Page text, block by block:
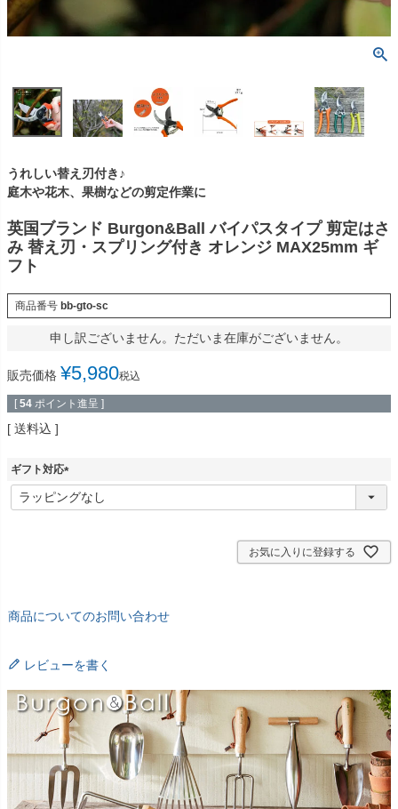
うれしい替え刃付き♪
庭木や花木、果樹などの剪定作業に
英国ブランド Burgon&Ball バイパスタイプ 剪定はさ
み 替え刃・スプリング付き オレンジ MAX25mm ギ
フト
商品番号 bb-gto-sc
申し訳ございません。ただいま在庫がございません。
販売価格 ¥5,980税込
[ 54 ポイント進呈 ]
送料込
ギフト対応
(
必
お気に入りに登録する
商品についてのお問い合わせ
レビューを書く